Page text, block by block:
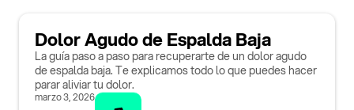
Dolor Agudo de Espalda Baja
La guía paso a paso para recuperarte de un dolor agudo
de espalda baja. Te explicamos todo lo que puedes hacer
parar aliviar tu dolor.
marzo 3, 2026